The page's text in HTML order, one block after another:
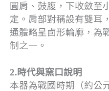
圓肩、鼓腹，下收斂至
定。肩部對稱設有雙耳
通體略呈卣形輪廓，為
制之一。
2.時代與窯口說明
本器為戰國時期（約公